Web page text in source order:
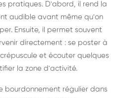
pratiques. D'abord, il rend la
audible avant même qu'on
Ensuite, il permet souvent
directement : se poster à
et écouter quelques
la zone d'activité.
bourdonnement régulier dans